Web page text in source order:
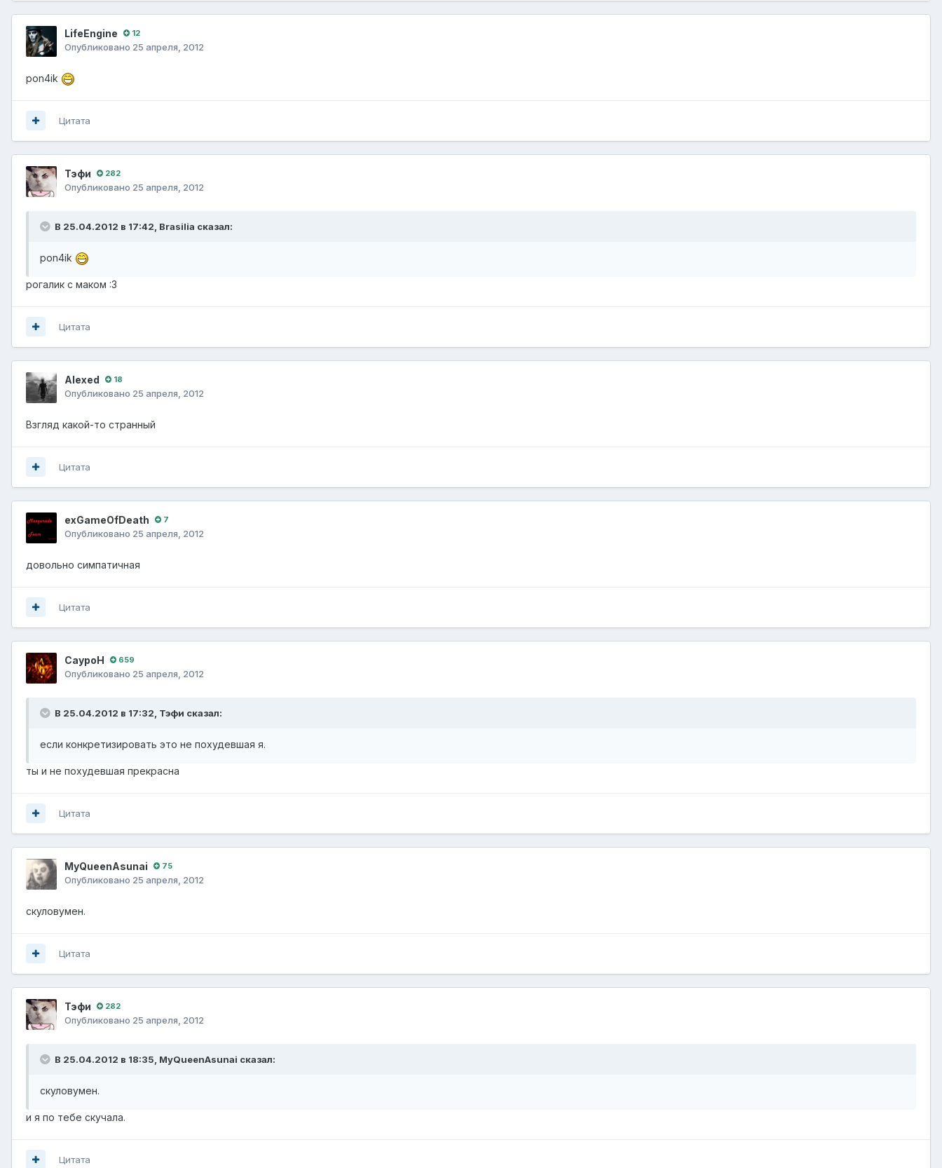
LifeEngine 12
Опубликовано 25 апреля, 2012
pon4ik
Цитата
Тэфи 282
Опубликовано 25 апреля, 2012
В 25.04.2012 в 17:42, Brasilia сказал:
pon4ik
рогалик с маком :3
Цитата
Alexed 18
Опубликовано 25 апреля, 2012
Взгляд какой-то странный
Цитата
exGameOfDeath 7
Опубликовано 25 апреля, 2012
довольно симпатичная
Цитата
СауроН 659
Опубликовано 25 апреля, 2012
В 25.04.2012 в 17:32, Тэфи сказал:
если конкретизировать это не похудевшая я.
ты и не похудевшая прекрасна
Цитата
MyQueenAsunai 75
Опубликовано 25 апреля, 2012
скуловумен.
Цитата
Тэфи 282
Опубликовано 25 апреля, 2012
В 25.04.2012 в 18:35, MyQueenAsunai сказал:
скуловумен.
и я по тебе скучала.
Цитата